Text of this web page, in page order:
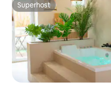
Superhost
Superhost